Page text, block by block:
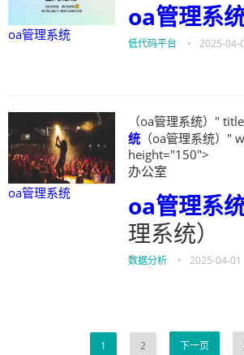
oa管理系统
oa管理系
低代码平台 • 2025-04-
oa管理系统
（oa管理系统）"
统 （oa管理系统）"
height="150">
办公室
oa管理系
理系统）
数据分析 • 2025-04-01
1 2 下一页